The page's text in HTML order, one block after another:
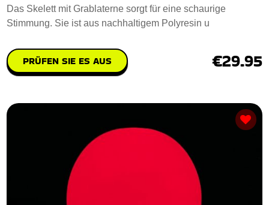
Das Skelett mit Grablaterne sorgt für eine schaurige
Stimmung. Sie ist aus nachhaltigem Polyresin u
PRÜFEN SIE ES AUS €29.95